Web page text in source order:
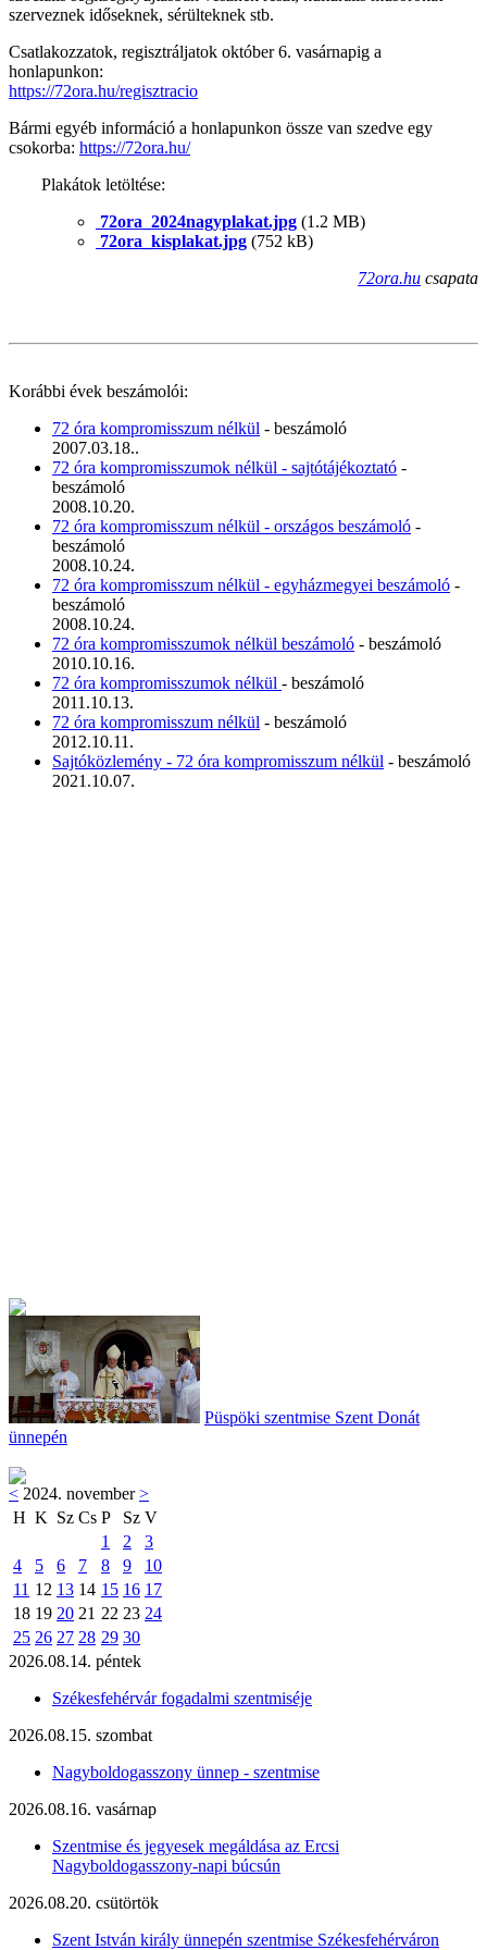
szerveznek időseknek, sérülteknek stb.
Csatlakozzatok, regisztráljatok október 6. vasárnapig a
honlapunkon:
https://72ora.hu/regisztracio
Bármi egyéb információ a honlapunkon össze van szedve egy
csokorba: https://72ora.hu/
Plakátok letöltése:
72ora_2024nagyplakat.jpg (1.2 MB)
72ora_kisplakat.jpg (752 kB)
72ora.hu csapata
Korábbi évek beszámolói:
72 óra kompromisszum nélkül - beszámoló
2007.03.18..
72 óra kompromisszumok nélkül - sajtótájékoztató -
beszámoló
2008.10.20.
72 óra kompromisszum nélkül - országos beszámoló -
beszámoló
2008.10.24.
72 óra kompromisszum nélkül - egyházmegyei beszámoló -
beszámoló
2008.10.24.
72 óra kompromisszumok nélkül beszámoló - beszámoló
2010.10.16.
72 óra kompromisszumok nélkül - beszámoló
2011.10.13.
72 óra kompromisszum nélkül - beszámoló
2012.10.11.
Sajtóközlemény - 72 óra kompromisszum nélkül - beszámoló
2021.10.07.
Püspöki szentmise Szent Donát
ünnepén
< 2024. november>
H K Sz Cs P Sz V
1
2
3
4
5 6 7 8 9
10
11 12 13 14 15 16 17
18 19 20 21 22 23 24
25 26 27 28 29 30
2026.08.14. péntek
Székesfehérvár fogadalmi szentmiséje
2026.08.15. szombat
Nagyboldogasszony ünnep - szentmise
2026.08.16. vasárnap
Szentmise és jegyesek megáldása az Ercsi
Nagyboldogasszony-napi búcsún
2026.08.20. csütörtök
Szent István király ünnepén szentmise Székesfehérváron